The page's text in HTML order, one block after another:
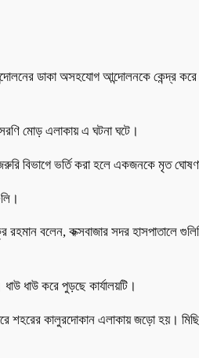
ডাকা অসহযোগ আন্দোলনকে কেন্দ্র
মোড় এলাকায় এ ঘটনা ঘটে।
বিভাগে ভর্তি করা হলে একজনকে মৃত
বলেন, কক্সবাজার সদর হাসপাতালে
ধাউ করে পুড়ছে কার্যালয়টি।
শহরের কালুরদোকান এলাকায় জড়ো হয়।